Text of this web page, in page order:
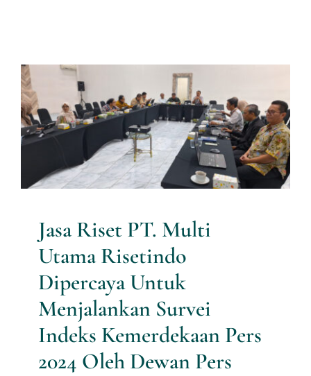
Jasa Riset PT. Multi Utama
Risetindo Dipercaya Untuk
Menjalankan Survei Indeks
Kemerdekaan Pers 2024 Oleh
Dewan Pers
Research News
Jasa Riset PT. Multi
Utama Risetindo
Dipercaya Untuk
Menjalankan Survei
Indeks Kemerdekaan Pers
2024 Oleh Dewan Pers